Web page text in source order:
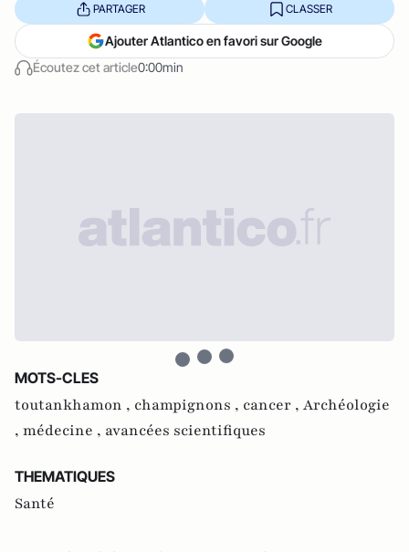
Écoutez cet article0:00min
PARTAGER CLASSER
Ajouter Atlantico en favori sur Google
MOTS-CLES
toutankhamon , champignons , cancer , Archéologie
, médecine , avancées scientifiques
THEMATIQUES
Santé